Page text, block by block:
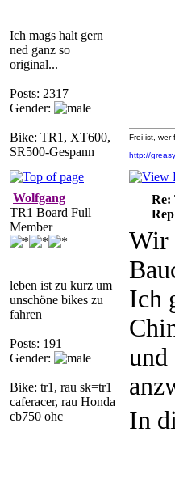
Ich mags halt gern
ned ganz so
original...
Posts: 2317
Gender:
Bike: TR1, XT600,
SR500-Gespann
Frei ist, wer
http://
Wolfgang
TR1 Board Full
Member
leben ist zu kurz um
unschöne bikes zu
fahren
Posts: 191
Gender:
Bike: tr1, rau sk=tr1
caferacer, rau Honda
cb750 ohc
Re:
Wir
Ich
und
In